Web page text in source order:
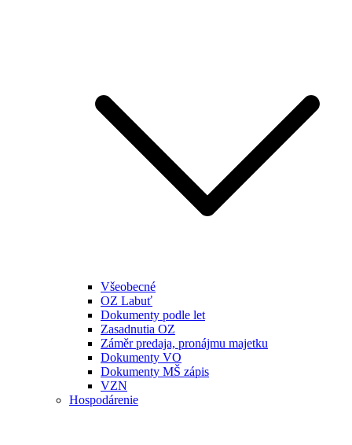
Všeobecné
OZ Labuť
Dokumenty podle let
Zasadnutia OZ
Záměr predaja, pronájmu majetku
Dokumenty VO
Dokumenty MŠ zápis
VZN
Hospodárenie